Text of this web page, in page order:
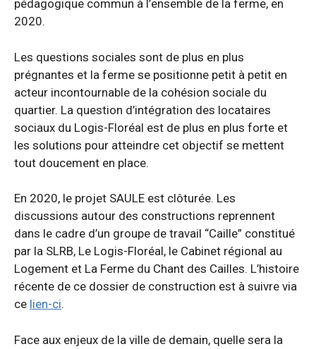
pédagogique commun à l’ensemble de la ferme, en
2020.
Les questions sociales sont de plus en plus
prégnantes et la ferme se positionne petit à petit en
acteur incontournable de la cohésion sociale du
quartier. La question d’intégration des locataires
sociaux du Logis-Floréal est de plus en plus forte et
les solutions pour atteindre cet objectif se mettent
tout doucement en place.
En 2020, le projet SAULE est clôturée. Les
discussions autour des constructions reprennent
dans le cadre d’un groupe de travail “Caille” constitué
par la SLRB, Le Logis-Floréal, le Cabinet régional au
Logement et La Ferme du Chant des Cailles. L’histoire
récente de ce dossier de construction est à suivre via
ce lien-ci.
Face aux enjeux de la ville de demain, quelle sera la